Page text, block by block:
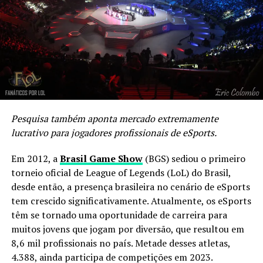
Neki deixa a
KaBuM!
Kabum muda
de laranja para
vermelho!
SirT deixa paiN
Gaming e terá
carreira
Clique
para
Twitter(abre
em
nova
janela)
Clique
para
Facebook(abre
em
nova
janela)
Curtir isso:
Carregando...
organização, uma decisão que foi informada tanto à
INTZ quanto à Riot Games. Ele também expressou sua
frustração com a forma como a situação foi tratada,
criticando aqueles que ofenderam seu pai, que saiu em
sua defesa.
A KaBuM, por sua vez, garante que o investimento
relação com os resultados ruins de 2023, mas sim com
um planejamento financeiro estratégico e a busca
estrutura sólida para garantir o sucesso a longo prazo”,
afirmou o executivo.
Enquanto a KaBuM se prepara para uma temporada de
redenção, os fãs e a comunidade de eSports aguardam
ansiosamente para ver como essa história se
desenrolará, com a promessa de muitas emoções e
reviravoltas nos próximos capítulos.
Pesquisa também aponta mercado extremamente
lucrativo para jogadores profissionais de eSports.
Em 2012, aBrasil Game Show(BGS) sediou o primeiro
torneio oficial de League of Legends (LoL) do Brasil,
desde então, a presença brasileira no cenário de eSports
tem crescido significativamente. Atualmente, os eSports
têm se tornado uma oportunidade de carreira para
muitos jovens que jogam por diversão, que resultou em
8,6 mil profissionais no país. Metade desses atletas,
4.388, ainda participa de competições em 2023.